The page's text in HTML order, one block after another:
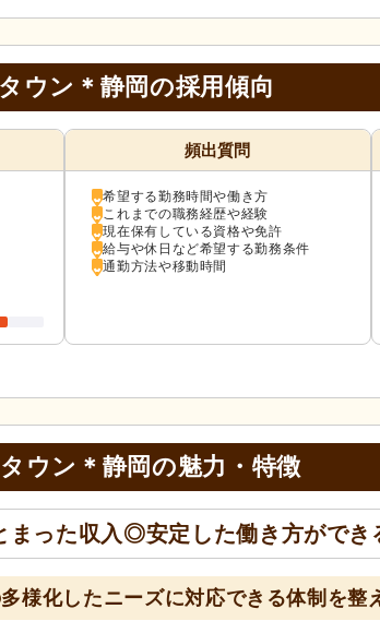
ウン＊静岡の採用傾向
頻出質問
希望する勤務時間や働き方
これまでの職務経歴や経験
現在保有している資格や免許
給与や休日など希望する勤務条件
通勤方法や移動時間
ウン＊静岡の魅力・特徴
まった収入◎安定した働き方ができ
様化したニーズに対応できる体制を整